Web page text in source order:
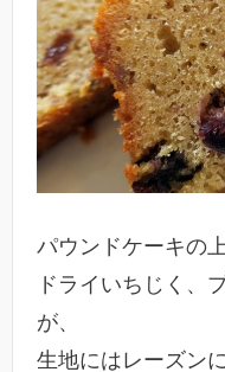
パウンドケーキの
ドライいちじく、
が、
生地にはレーズン